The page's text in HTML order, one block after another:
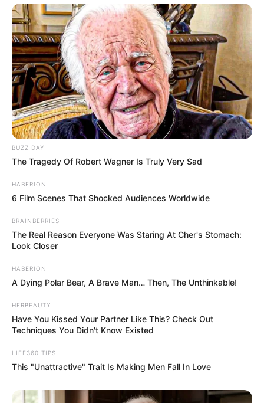
hogyvolt.co - 2026 |Adatvédelem